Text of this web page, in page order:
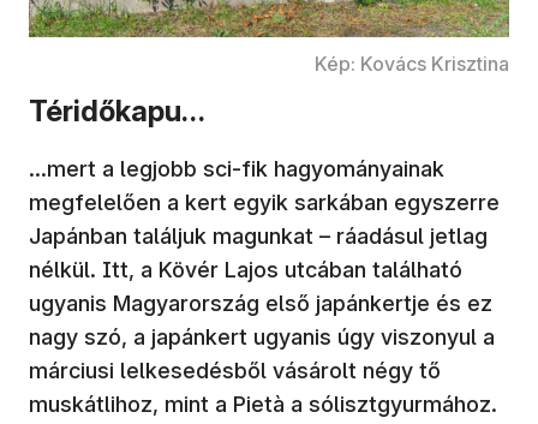
Kép: Kovács Krisztina
Téridőkapu…
…mert a legjobb sci-fik hagyományainak
megfelelően a kert egyik sarkában egyszerre
Japánban találjuk magunkat – ráadásul jetlag
nélkül. Itt, a Kövér Lajos utcában található
ugyanis Magyarország első japánkertje és ez
nagy szó, a japánkert ugyanis úgy viszonyul a
márciusi lelkesedésből vásárolt négy tő
muskátlihoz, mint a Pietà a sólisztgyurmához.